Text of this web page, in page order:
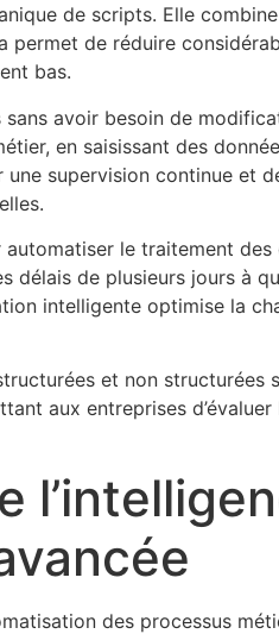
de scripts. Elle
permet de réduire
bas.
avoir besoin de
en saisissant des
supervision continue et
le traitement
délais de plusieurs jours à
intelligente optimise la
et non
aux entreprises
des processus